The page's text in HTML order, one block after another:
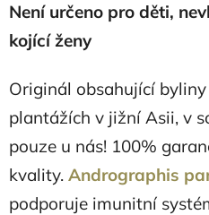
Není určeno pro děti,
kojící ženy
Originál obsahující
plantážích v jižní Asii, v
pouze u nás! 100%
kvality. Andrographis
podporuje imunitní